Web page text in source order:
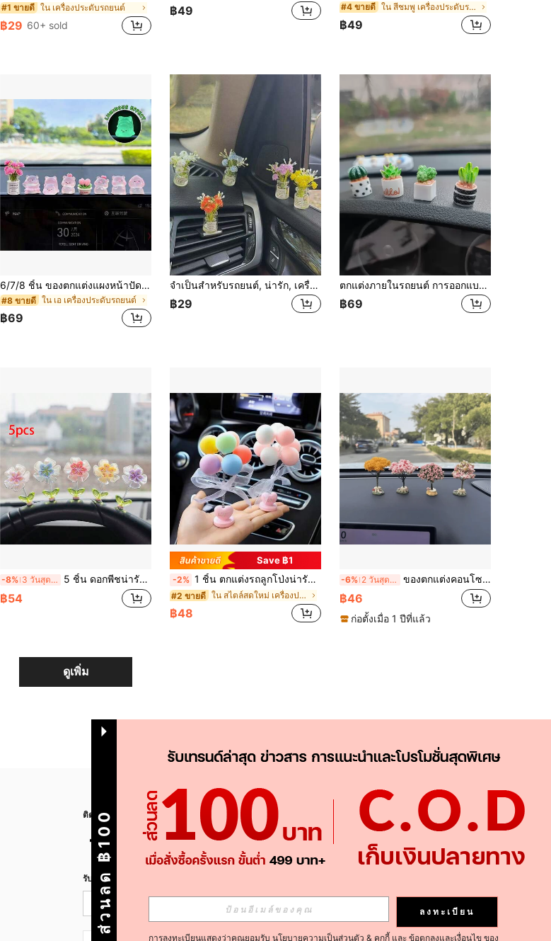
#1 ขายดี ใน เครื่องประดับรถยนต์
฿29 60+ sold
฿49 #4 ขายดี ใน สีชมพู เครื่องประดับรถยนต์
฿49
6/7/8 ชิ้น ของตกแต่งแผงหน้าปัดรถยนต์รูปหมูเรืองแสงขนาดเล็ก, หมูเรซิ่นขนาดเล็ก, เหมาะสำหรับอุปกรณ์ตกแต่งภายในรถยนต์น่ารัก, ของตกแต่งกระจกมองหลัง หรือของขวัญสนุกๆ สำหรับเด็กผู้หญิง
#8 ขายดี ใน เอ เครื่องประดับรถยนต์
฿69
จำเป็นสำหรับรถยนต์, น่ารัก, เครื่องประดับภายในรถยนต์, อุปกรณ์ตกแต่งภายในรถยนต์, อุปกรณ์ตกแต่งภายในรถยนต์อบอุ่น, การบำบัด, อุปกรณ์ตกแต่งช่องระบายอากาศในรถยนต์, แจกันอโรมาเธอราพี Starry Sky, อุปกรณ์ตกแต่งน้ำหอมระดับไฮเอนด์สำหรับรถยนต์สุภาพสตรี, ดอกไม้ประดิษฐ์น่ารัก
฿29
ตกแต่งภายในรถยนต์ การออกแบบ กระบองเพชร 4 ชิ้น
฿69
-8% 3 วันสุดท้าย 5 ชิ้น ดอกพีชน่ารักประดับคอนโซลรถยนต์, อุปกรณ์ตกแต่งภายในรถยนต์ที่สนุกสนานและสั่นไหว
฿54
Save ฿1
-2% 1 ชิ้น ตกแต่งรถลูกโป่งน่ารัก, ตกแต่งลูกโป่งวาเลนไทน์ที่สร้างสรรค์, ตกแต่งคอนโซลกลางแดชบอร์ดสปริง, สำหรับตกแต่งภายในรถและตกแต่งบ้าน
#2 ขายดี ใน สไตล์สดใหม่ เครื่องประดับรถยนต์
฿48
-6% 2 วันสุดท้าย ของตกแต่งคอนโซลรถยนต์ ต้นไม้ดอกไม้เทียมขนาดเล็กน่ารักสร้างสรรค์ สำหรับเด็กผู้หญิง สไตล์ใหม่
฿46
ก่อตั้งเมื่อ 1 ปีที่แล้ว
ดูเพิ่ม
ติดตามเรา
รับข่าวสาร SHEIN
ส่วนลด ฿100 ลงทะเบียน
การลงทะเบียนแสดงว่าคุณยอมรับ นโยบายความเป็นส่วนตัว & คุกกี้ และ ข้อตกลงและเงื่อนไข ของ